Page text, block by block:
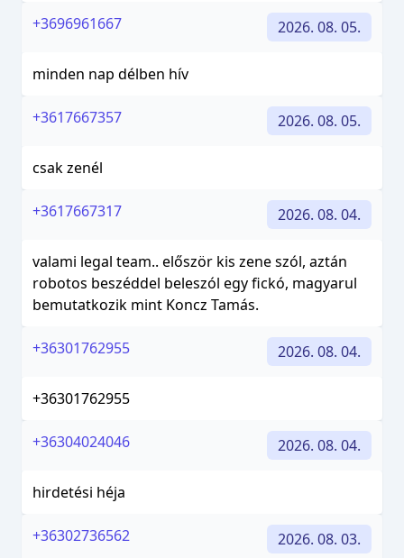
+3696961667 2026. 08. 05.
minden nap délben hív
+3617667357 2026. 08. 05.
csak zenél
+3617667317 2026. 08. 04.
valami legal team.. először kis zene szól, aztán
robotos beszéddel beleszól egy fickó, magyarul
bemutatkozik mint Koncz Tamás.
+36301762955 2026. 08. 04.
+36301762955
+36304024046 2026. 08. 04.
hirdetési héja
+36302736562 2026. 08. 03.